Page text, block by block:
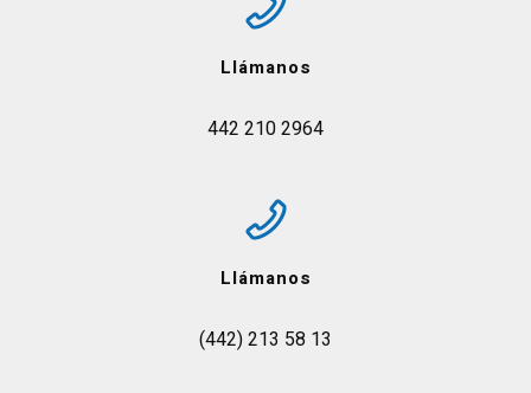
Llámanos
442 210 2964
Llámanos
(442) 213 58 13